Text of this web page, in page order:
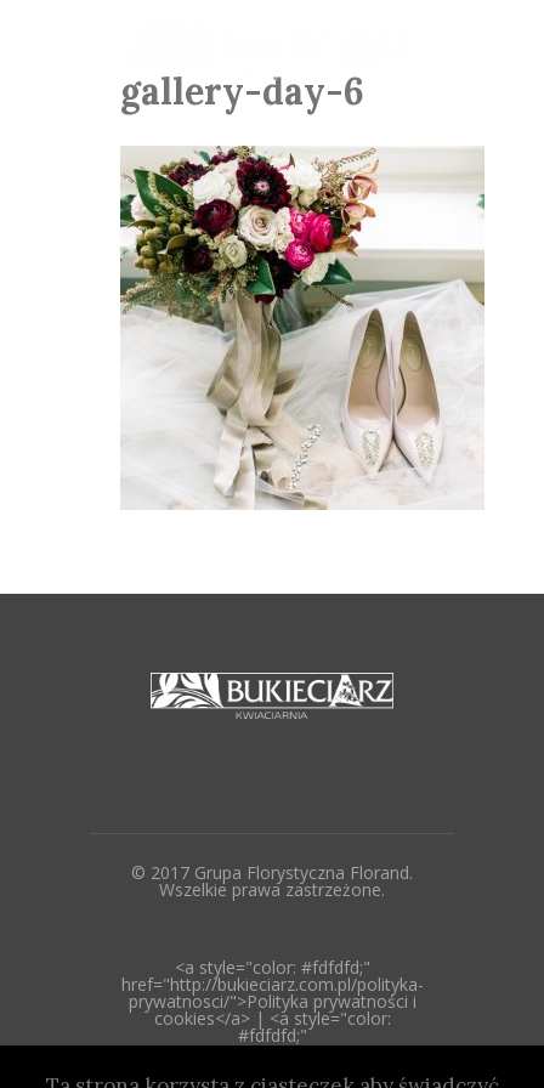
gallery-day-6
© 2017 Grupa Florystyczna Florand.
Wszelkie prawa zastrzeżone.
<a style="color: #fdfdfd;"
href="http://bukieciarz.com.pl/polityka-
prywatnosci/">Polityka prywatności i
cookies</a> | <a style="color:
#fdfdfd;"
href="http://bukieciarz.com.pl/polityka-